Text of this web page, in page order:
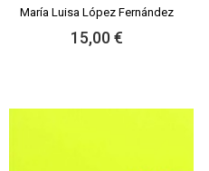
María Luisa López Fernández
15,00 €